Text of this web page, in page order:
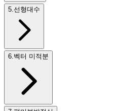
5 선형대수
6 벡터 미적분